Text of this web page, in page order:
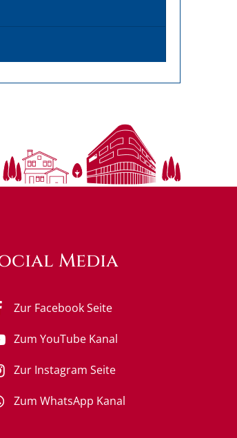
auszublenden
Media
Zur Facebook Seite
Zum YouTube Kanal
Zur Instagram Seite
Zum WhatsApp Kanal